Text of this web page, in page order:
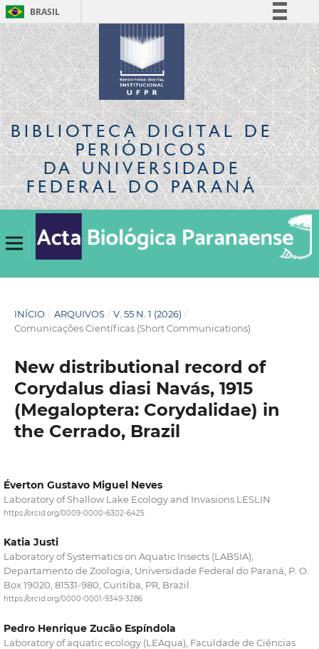
BRASIL
Simplifique!
Comunica BR
Participe
Acesso à informação
Legislação
Canais
BIBLIOTECA DIGITALDE
PERIÓDICOS
DA UNIVERSIDADE
FEDERAL DO PARANÁ
INÍCIO / ARQUIVOS / V. 55 N. 1 (2026) /
Comunicações Científicas (Short Communications)
New distributional record of
Corydalus diasi Navás, 1915
(Megaloptera: Corydalidae) in
the Cerrado, Brazil
Éverton Gustavo Miguel Neves
Laboratory of Shallow Lake Ecology and Invasions LESLIN
https://orcid.org/0009-0000-6302-6425
Katia Justi
Laboratory of Systematics on Aquatic Insects (LABSIA),
Departamento de Zoologia, Universidade Federal do Paraná, P. O.
Box 19020, 81531-980, Curitiba, PR, Brazil.
https://orcid.org/0000-0001-9349-3286
Pedro Henrique Zucão Espíndola
Laboratory of aquatic ecology (LEAqua), Faculdade de Ciências